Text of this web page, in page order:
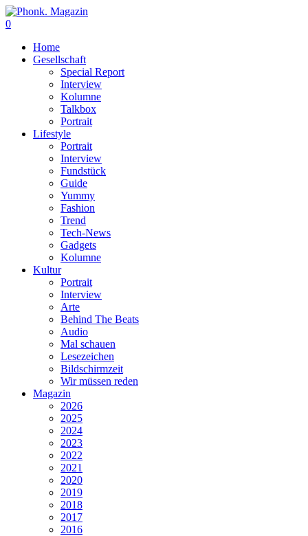
0
Home
Gesellschaft
Special Report
Interview
Kolumne
Talkbox
Portrait
Lifestyle
Portrait
Interview
Fundstück
Guide
Yummy
Fashion
Trend
Tech-News
Gadgets
Kolumne
Kultur
Portrait
Interview
Arte
Behind The Beats
Audio
Mal schauen
Lesezeichen
Bildschirmzeit
Wir müssen reden
Magazin
2026
2025
2024
2023
2022
2021
2020
2019
2018
2017
2016